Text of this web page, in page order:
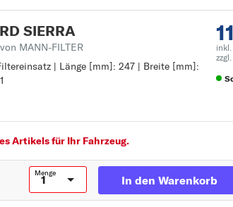
02/1993
zzgl.
SIERRA
MANN-FILTER
| Länge [mm]: 247 | Breite [mm]:
Artikels für Ihr Fahrzeug.
Menge
In den Warenkorb